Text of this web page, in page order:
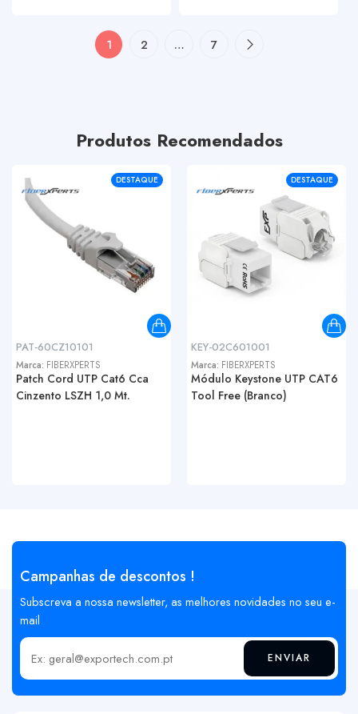
1 2 … 7
Produtos Recomendados
DESTAQUE
PAT-60CZ10101
Marca: FIBERXPERTS
Patch Cord UTP Cat6 Cca
Cinzento LSZH 1,0 Mt.
DESTAQUE
KEY-02C601001
Marca: FIBERXPERTS
Módulo Keystone UTP CAT6
Tool Free (Branco)
Campanhas de descontos !
Subscreva a nossa newsletter, as melhores novidades no seu e-
mail
Insira o seu email ENVIAR